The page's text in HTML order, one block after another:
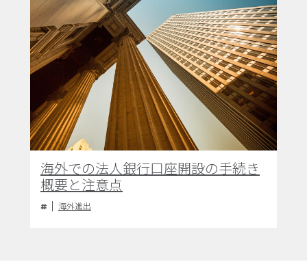
海外での法人銀行口座開設の手続き
概要と注意点
海外進出